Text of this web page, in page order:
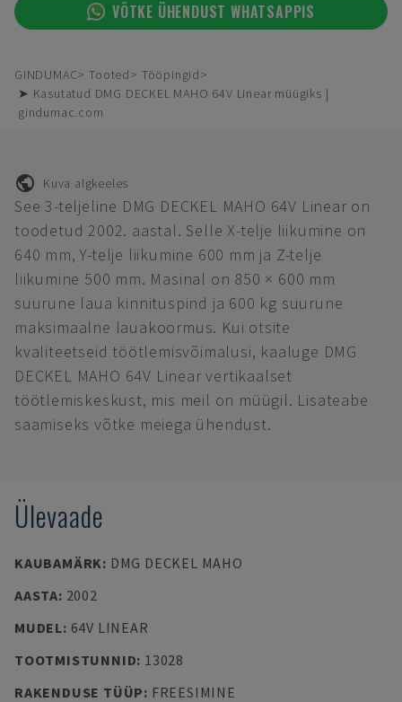
VÕTKE ÜHENDUST WHATSAPPIS
GINDUMAC Tooted
Tööpingid
➤ Kasutatud DMG DECKEL MAHO 64V Linear müügiks |
gindumac.com
Kuva algkeeles
See 3-teljeline DMG DECKEL MAHO 64V Linear on
toodetud 2002. aastal. Selle X-telje liikumine on
640 mm, Y-telje liikumine 600 mm ja Z-telje
liikumine 500 mm. Masinal on 850 × 600 mm
suurune laua kinnituspind ja 600 kg suurune
maksimaalne lauakoormus. Kui otsite
kvaliteetseid töötlemisvõimalusi, kaaluge DMG
DECKEL MAHO 64V Linear vertikaalset
töötlemiskeskust, mis meil on müügil. Lisateabe
saamiseks võtke meiega ühendust.
Ülevaade
KAUBAMÄRK: DMG DECKEL MAHO
AASTA: 2002
MUDEL: 64V LINEAR
TOOTMISTUNNID: 13028
RAKENDUSE TÜÜP: FREESIMINE